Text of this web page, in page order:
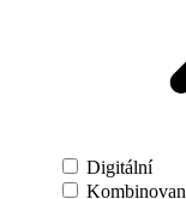
Digitální